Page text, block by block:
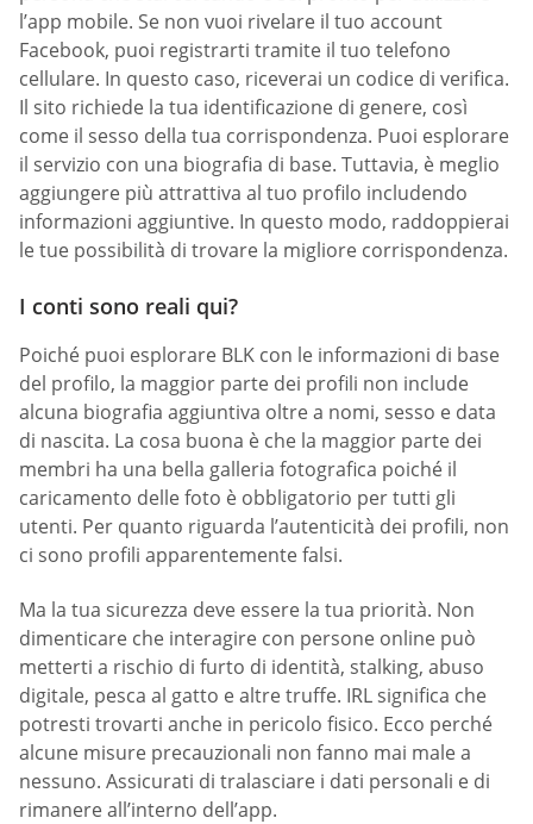
l’app mobile. Se non vuoi rivelare il tuo account
Facebook, puoi registrarti tramite il tuo telefono
cellulare. In questo caso, riceverai un codice di verifica.
Il sito richiede la tua identificazione di genere, così
come il sesso della tua corrispondenza. Puoi esplorare
il servizio con una biografia di base. Tuttavia, è meglio
aggiungere più attrattiva al tuo profilo includendo
informazioni aggiuntive. In questo modo, raddoppierai
le tue possibilità di trovare la migliore corrispondenza.
I conti sono reali qui?
Poiché puoi esplorare BLK con le informazioni di base
del profilo, la maggior parte dei profili non include
alcuna biografia aggiuntiva oltre a nomi, sesso e data
di nascita. La cosa buona è che la maggior parte dei
membri ha una bella galleria fotografica poiché il
caricamento delle foto è obbligatorio per tutti gli
utenti. Per quanto riguarda l’autenticità dei profili, non
ci sono profili apparentemente falsi.
Ma la tua sicurezza deve essere la tua priorità. Non
dimenticare che interagire con persone online può
metterti a rischio di furto di identità, stalking, abuso
digitale, pesca al gatto e altre truffe. IRL significa che
potresti trovarti anche in pericolo fisico. Ecco perché
alcune misure precauzionali non fanno mai male a
nessuno. Assicurati di tralasciare i dati personali e di
rimanere all’interno dell’app.